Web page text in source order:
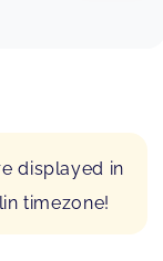
displayed in
timezone!